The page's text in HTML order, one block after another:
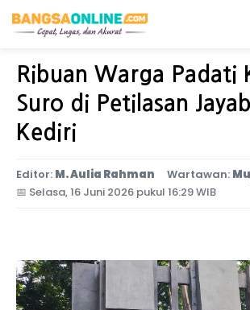
Home Jawa Timur
Ribuan Warga Padati
Suro di Petilasan
Kediri
Editor: M. Aulia Rahman Wartawan:
📅 Selasa, 16 Juni 2026 pukul 16:29 WIB